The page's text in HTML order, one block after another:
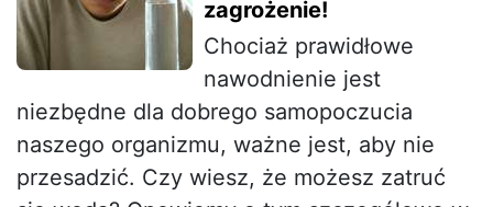
zagrożenie!
Chociaż prawidłowe
nawodnienie jest
niezbędne dla dobrego samopoczucia
naszego organizmu, ważne jest, aby nie
przesadzić. Czy wiesz, że możesz zatruć